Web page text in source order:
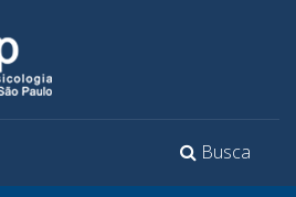
Toggle
Busca